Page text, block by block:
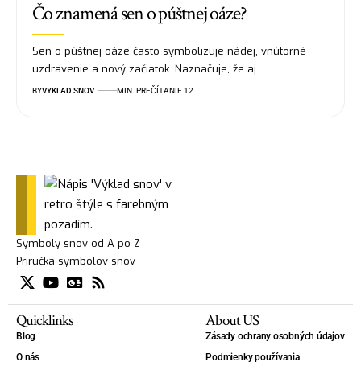
Čo znamená sen o púštnej oáze?
Sen o púštnej oáze často symbolizuje nádej, vnútorné
uzdravenie a nový začiatok. Naznačuje, že aj…
BYVYKLAD SNOV MIN. PREČÍTANIE 12
Symboly snov od A po Z
Príručka symbolov snov
Quicklinks
Blog
O nás
About US
Zásady ochrany osobných údajov
Podmienky používania